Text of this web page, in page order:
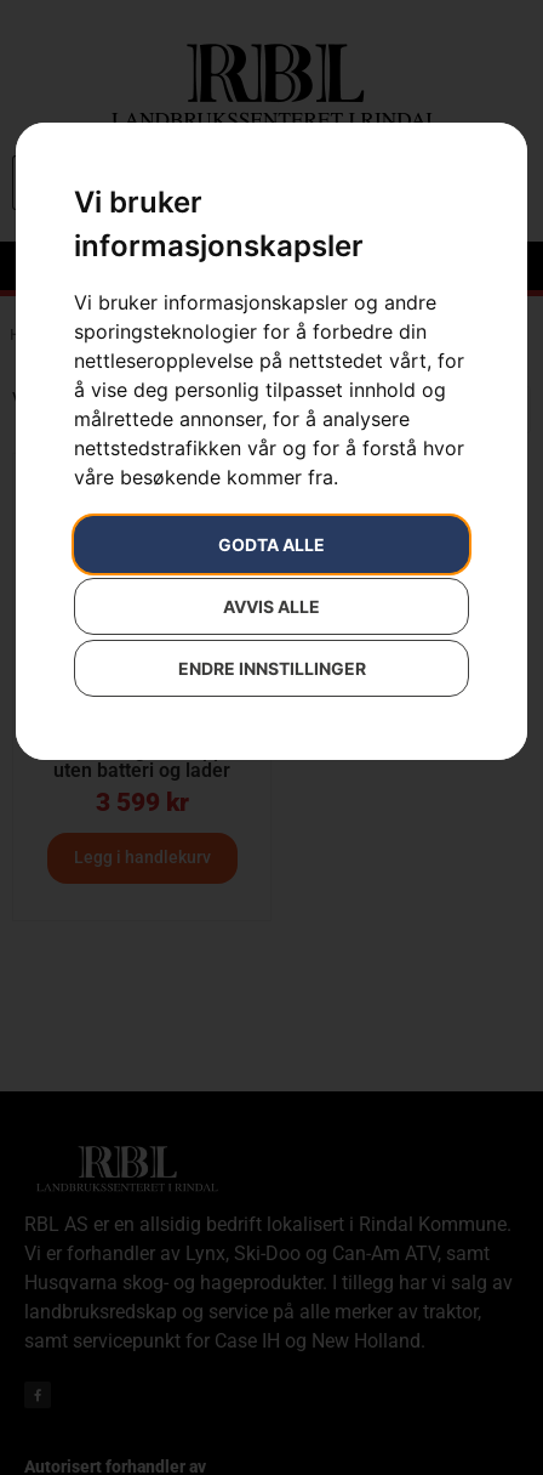
Vi bruker
informasjonskapsler
Vi bruker informasjonskapsler og andre
sporingsteknologier for å forbedre din
nettleseropplevelse på nettstedet vårt, for
å vise deg personlig tilpasset innhold og
målrettede annonser, for å analysere
nettstedstrafikken vår og for å forstå hvor
våre besøkende kommer fra.
GODTA ALLE
AVVIS ALLE
ENDRE INNSTILLINGER
Hem 7333377078611
Viser det ene resultatet
uten batteri og lader
3 599 kr
Legg i handlekurv
RBL AS er en allsidig bedrift lokalisert i Rindal Kommune.
Vi er forhandler av Lynx, Ski-Doo og Can-Am ATV, samt
Husqvarna skog- og hageprodukter. I tillegg har vi salg av
landbruksredskap og service på alle merker av traktor,
samt servicepunkt for Case IH og New Holland.
Autorisert forhandler av